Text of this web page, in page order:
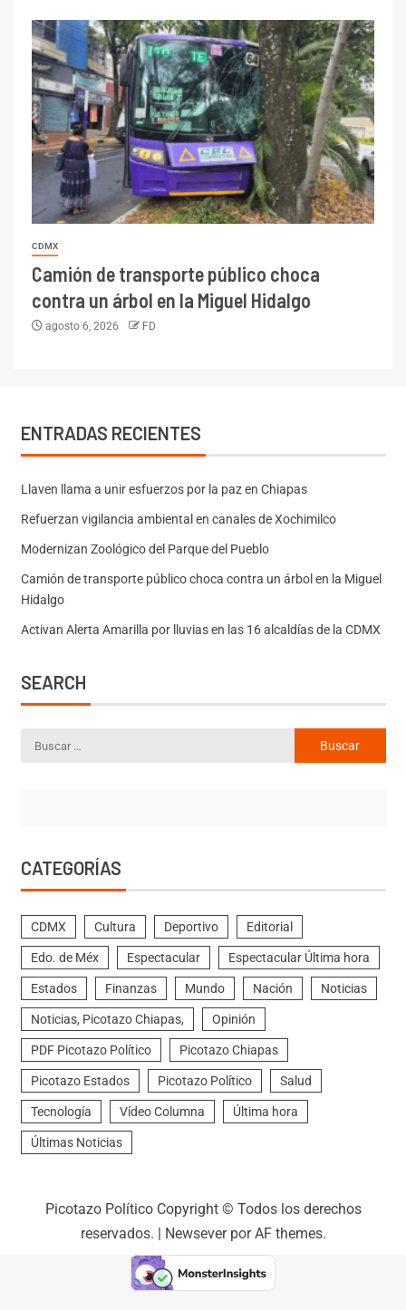
CDMX
Camión de transporte público choca
contra un árbol en la Miguel Hidalgo
agosto 6, 2026 FD
ENTRADAS RECIENTES
Llaven llama a unir esfuerzos por la paz en Chiapas
Refuerzan vigilancia ambiental en canales de Xochimilco
Modernizan Zoológico del Parque del Pueblo
Camión de transporte público choca contra un árbol en la Miguel
Hidalgo
Activan Alerta Amarilla por lluvias en las 16 alcaldías de la CDMX
SEARCH
CATEGORÍAS
CDMX Cultura Deportivo Editorial
Edo. de Méx Espectacular Espectacular Última hora
Estados Finanzas Mundo Nación Noticias
Noticias, Picotazo Chiapas, Opinión
PDF Picotazo Político Picotazo Chiapas
Picotazo Estados Picotazo Político Salud
Tecnología Vídeo Columna Última hora
Últimas Noticias
Picotazo Político Copyright © Todos los derechos
reservados. | Newseverpor AF themes.